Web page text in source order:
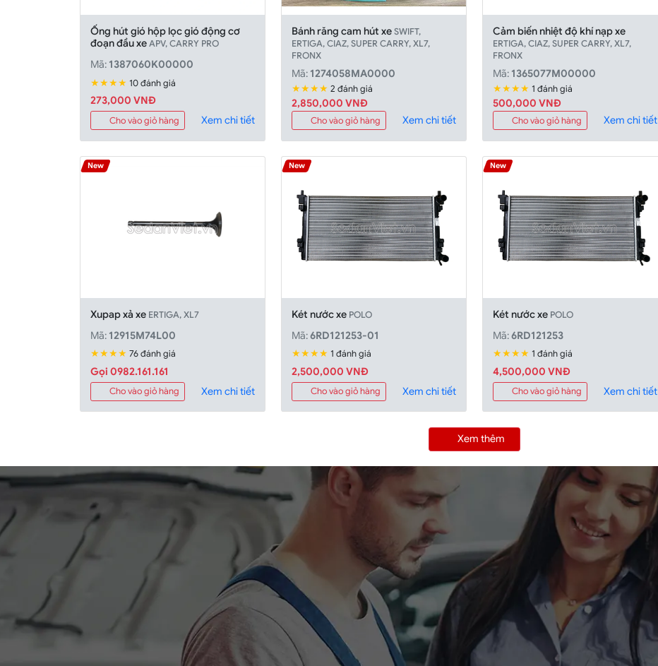
Ống hút gió hộp lọc gió động cơ
đoạn đầu xeAPV, CARRY PRO
Mã: 1387060K00000
★★★★ 10 đánh giá
273,000 VNÐ
Cho vào giỏ hàng Xem chi tiết
Bánh răng cam hút xeSWIFT,
ERTIGA, CIAZ, SUPER CARRY, XL7,
FRONX
Mã: 1274058MA0000
★★★★ 2 đánh giá
2,850,000 VNÐ
Cho vào giỏ hàng Xem chi tiết
Cảm biến nhiệt độ khí nạp xe
ERTIGA, CIAZ, SUPER CARRY, XL7,
FRONX
Mã: 1365077M00000
★★★★ 1 đánh giá
500,000 VNÐ
Cho vào giỏ hàng Xem chi tiết
New
Xupap xả xe ERTIGA, XL7
Mã: 12915M74L00
★★★★ 76 đánh giá
Gọi 0982.161.161
Cho vào giỏ hàng Xem chi tiết
New
Két nước xe POLO
Mã:6RD121253-01
★★★★ 1 đánh giá
2,500,000 VNÐ
Cho vào giỏ hàng Xem chi tiết
New
Két nước xe POLO
Mã:6RD121253
★★★★ 1 đánh giá
4,500,000 VNÐ
Cho vào giỏ hàng Xem chi tiết
Xem thêm